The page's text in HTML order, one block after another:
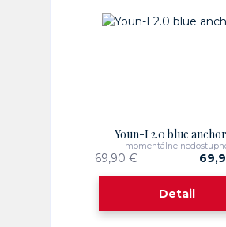
Youn-I 2.0 blue
69,90 €
momentálne
Detail